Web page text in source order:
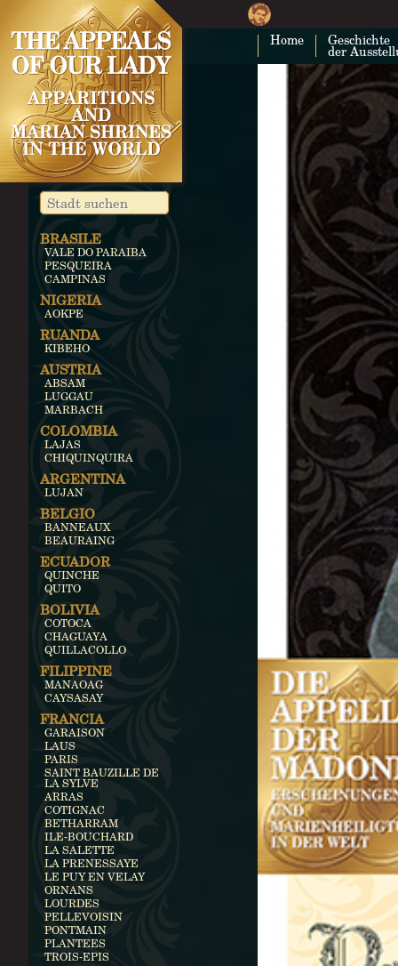
Home Geschichte
der
BRASILE
VALE DO PARAIBA
PESQUEIRA
CAMPINAS
NIGERIA
AOKPE
RUANDA
KIBEHO
AUSTRIA
ABSAM
LUGGAU
MARBACH
COLOMBIA
LAJAS
CHIQUINQUIRA
ARGENTINA
LUJAN
BELGIO
BANNEAUX
BEAURAING
ECUADOR
QUINCHE
QUITO
BOLIVIA
COTOCA
CHAGUAYA
QUILLACOLLO
FILIPPINE
MANAOAG
CAYSASAY
FRANCIA
GARAISON
LAUS
PARIS
SAINT BAUZILLE DE
LA SYLVE
ARRAS
COTIGNAC
BETHARRAM
ILE-BOUCHARD
LA SALETTE
LA PRENESSAYE
LE PUY EN VELAY
ORNANS
LOURDES
PELLEVOISIN
PONTMAIN
PLANTEES
TROIS-EPIS